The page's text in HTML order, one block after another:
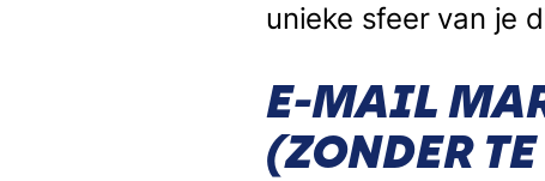
unieke sfeer van je
E-MAIL
(ZONDER